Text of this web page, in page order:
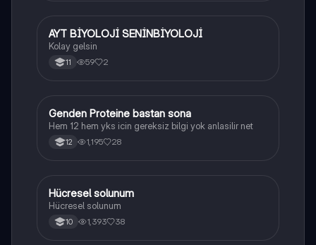
Biyoloji
AYT BİYOLOJİ SENİNBİYOLOJİ
Kolay gelsin
11 59 2
Biyoloji
Genden Proteine bastan sona
Hem 12 hem yks icin gereksiz bilgi yok anlasilir net
12 1,195 28
Biyoloji
Hücresel solunum
Hücresel solunum
10 1,393 38